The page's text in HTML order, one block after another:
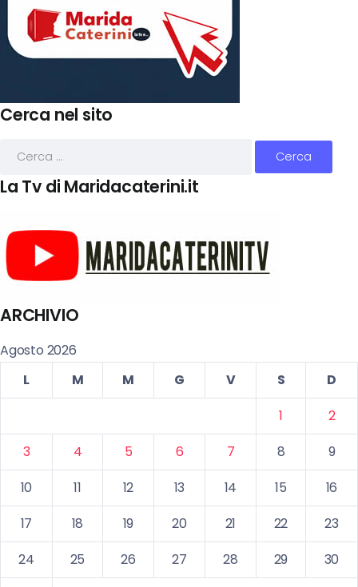
Cerca nel sito
La Tv di Maridacaterini.it
ARCHIVIO
Agosto 2026
L
M M G V S
D
1
2
3
4 5 6 7 8
9
10
11 12 13 14 15
16
17
18 19 20 21 22
23
24
25 26 27 28 29
30